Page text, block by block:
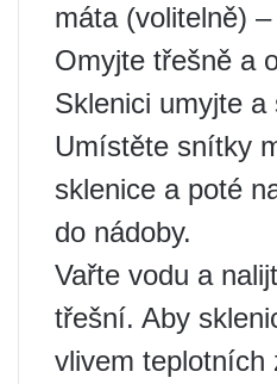
máta (volitelně)
Omyjte třešně a
Sklenici umyjte a
Umístěte snítky
sklenice a poté
do nádoby.
Vařte vodu a
třešní. Aby
vlivem teplotních